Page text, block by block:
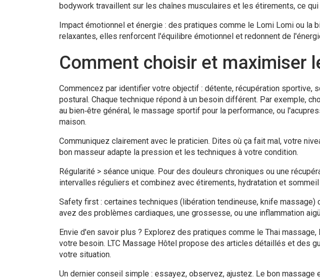
bodywork travaillent sur les chaînes musculaires et les étirements, ce
Impact émotionnel et énergie : des pratiques comme le Lomi Lomi ou la
relaxantes, elles renforcent l'équilibre émotionnel et redonnent de
Comment choisir et maximiser
Commencez par identifier votre objectif : détente, récupération sportive,
postural. Chaque technique répond à un besoin différent. Par exemple,
au bien‑être général, le massage sportif pour la performance, ou
maison.
Communiquez clairement avec le praticien. Dites où ça fait mal, votre
bon masseur adapte la pression et les techniques à votre condition.
Régularité > séance unique. Pour des douleurs chroniques ou une
intervalles réguliers et combinez avec étirements, hydratation et sommeil
Safety first : certaines techniques (libération tendineuse, knife massage)
avez des problèmes cardiaques, une grossesse, ou une inflammation
Envie d'en savoir plus ? Explorez des pratiques comme le Thai
votre besoin. LTC Massage Hôtel propose des articles détaillés et des
votre situation.
Un dernier conseil simple : essayez, observez, ajustez. Le bon massage